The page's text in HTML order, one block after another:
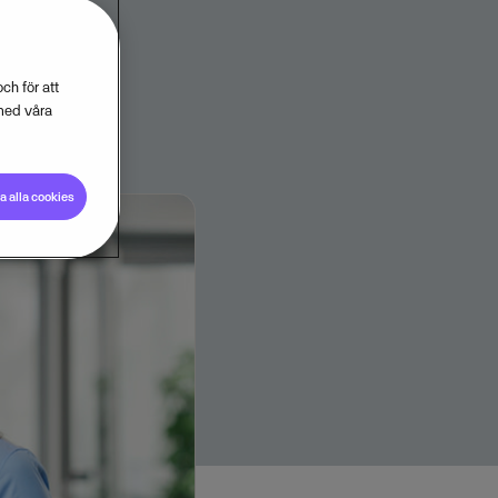
för att
våra
alla cookies